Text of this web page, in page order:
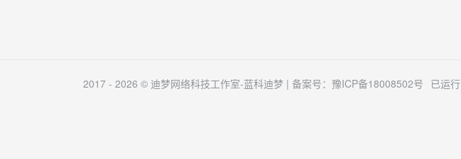
2017 - 2026 © 迪梦网络科技工作室-蓝科迪梦 | 备案号： 豫ICP备18008502号 已运行